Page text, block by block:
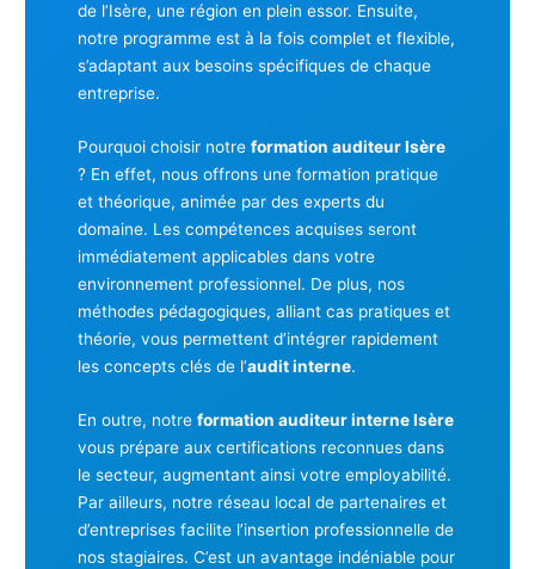
de l’Isère, une région en plein essor. Ensuite,
notre programme est à la fois complet et flexible,
s’adaptant aux besoins spécifiques de chaque
entreprise.
Pourquoi choisir notre formation auditeur Isère
? En effet, nous offrons une formation pratique
et théorique, animée par des experts du
domaine. Les compétences acquises seront
immédiatement applicables dans votre
environnement professionnel. De plus, nos
méthodes pédagogiques, alliant cas pratiques et
théorie, vous permettent d’intégrer rapidement
les concepts clés de l’audit interne.
En outre, notre formation auditeur interne Isère
vous prépare aux certifications reconnues dans
le secteur, augmentant ainsi votre employabilité.
Par ailleurs, notre réseau local de partenaires et
d’entreprises facilite l’insertion professionnelle de
nos stagiaires. C’est un avantage indéniable pour